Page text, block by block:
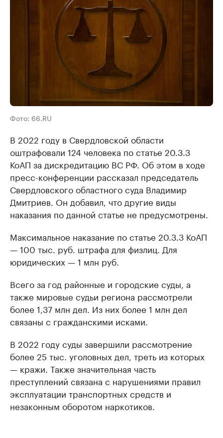
Фото: 66.RU
В 2022 году в Свердловской области
оштрафовали 124 человека по статье 20.3.3
КоАП за дискредитацию ВС РФ. Об этом в ходе
пресс-конференции рассказал председатель
Свердловского областного суда Владимир
Дмитриев. Он добавил, что другие виды
наказания по данной статье не предусмотрены.
Максимальное наказание по статье 20.3.3 КоАП
— 100 тыс. руб. штрафа для физлиц. Для
юридических — 1 млн руб.
Всего за год районные и городские суды, а
также мировые судьи региона рассмотрели
более 1,37 млн дел. Из них более 1 млн дел
связаны с гражданскими исками.
В 2022 году суды завершили рассмотрение
более 25 тыс. уголовных дел, треть из которых
— кражи. Также значительная часть
преступлений связана с нарушениями правил
эксплуатации транспортных средств и
незаконным оборотом наркотиков.